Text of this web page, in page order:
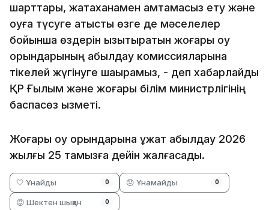
шарттары, жатақханамен қамтамасыз ету және
оқуға түсуге қатысты өзге де мәселелер
бойынша өздерін қызықтыратын жоғары оқу
орындарының қабылдау комиссияларына
тікелей жүгінуге шақырамыз, - деп хабарлайды
ҚР Ғылым және жоғары білім министрлігінің
баспасөз қызметі.
Жоғары оқу орындарына құжат қабылдау 2026
жылғы 25 тамызға дейін жалғасады.
🤍 Ұнайды 0 😞 Ұнамайды 0
😡 Шектен шыққан 0